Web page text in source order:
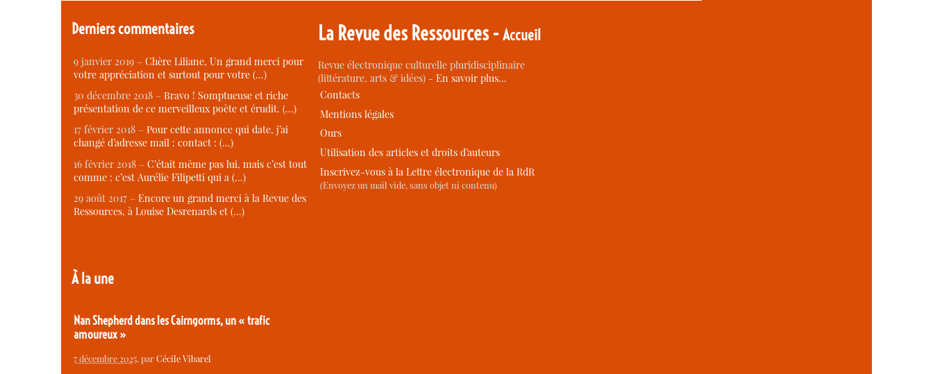
Derniers commentaires
9 janvier 2019 – Chère Liliane, Un grand merci pour
votre appréciation et surtout pour votre (…)
30 décembre 2018 – Bravo ! Somptueuse et riche
présentation de ce merveilleux poète et érudit. (…)
17 février 2018 – Pour cette annonce qui date, j’ai
changé d’adresse mail : contact : (…)
16 février 2018 – C’était même pas lui, mais c’est tout
comme : c’est Aurélie Filipetti qui a (…)
29 août 2017 – Encore un grand merci à la Revue des
Ressources, à Louise Desrenards et (…)
À la une
Nan Shepherd dans les Cairngorms, un « trafic
amoureux »
7 décembre 2025, parCécile Vibarel
La Revue des Ressources -Accueil
Revue électronique culturelle pluridisciplinaire
(littérature, arts & idées) -En savoir plus…
Contacts
Mentions légales
Ours
Utilisation des articles et droits d’auteurs
Inscrivez-vous à la Lettre électronique de la RdR
(Envoyez un mail vide, sans objet ni contenu)